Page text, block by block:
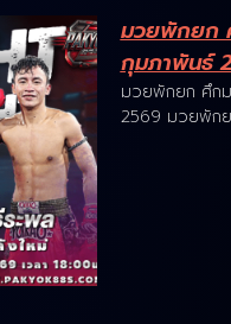
มวยพักยก
กุมภาพันธ์
มวยพักยก ศึก
2569 มวยพักย